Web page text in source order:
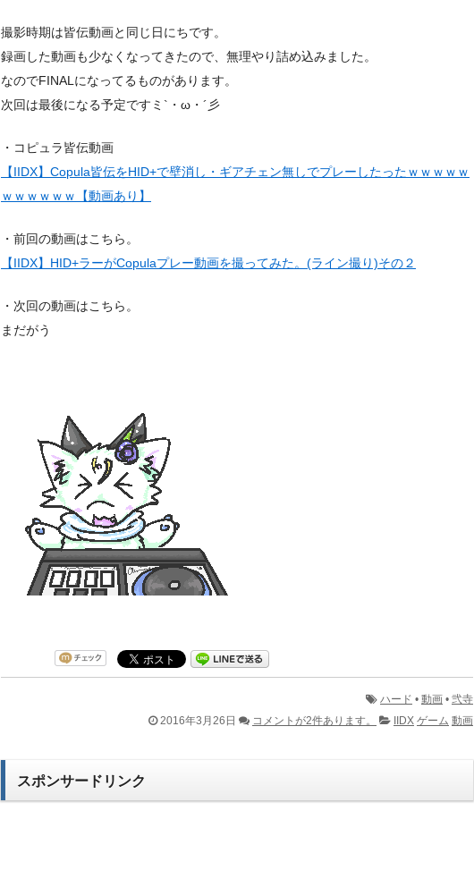
撮影時期は皆伝動画と同じ日にちです。
録画した動画も少なくなってきたので、無理やり詰め込みました。
なのでFINALになってるものがあります。
次回は最後になる予定ですミ`・ω・´彡
・コピュラ皆伝動画
【IIDX】Copula皆伝をHID+で壁消し・ギアチェン無しでプレーしたったｗｗｗｗｗ
ｗｗｗｗｗｗ【動画あり】
・前回の動画はこちら。
【IIDX】HID+ラーがCopulaプレー動画を撮ってみた。(ライン撮り)その２
・次回の動画はこちら。
まだがう
ハード • 動画 • 弐寺
2016年3月26日
コメントが2件あります。 IIDX ゲーム 動画
スポンサードリンク